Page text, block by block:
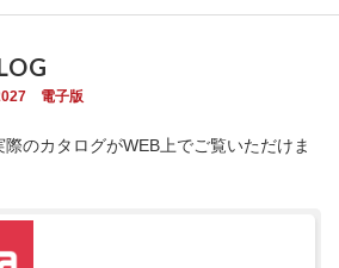
電子版
のカタログがWEB上でご覧いただけま